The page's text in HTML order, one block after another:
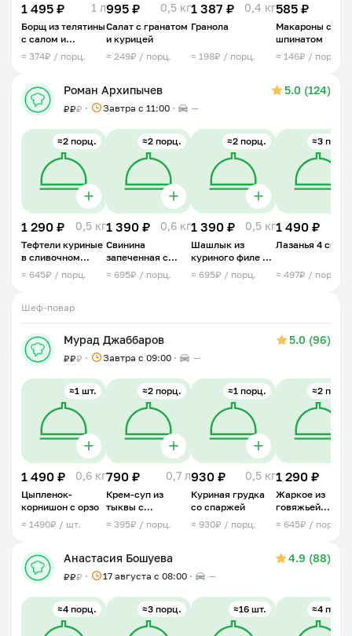
1 495 ₽ 1 л
Борщ из телятины
с салом и
гриссини
≈ 374₽ / порц.
995 ₽ 0,5 кг
Салат с гранатом
и курицей
≈ 249₽ / порц.
1 387 ₽ 0,4 кг
Гранола
≈ 198₽ / порц.
585 ₽
Макароны со
шпинатом
≈ 146₽ / порц.
Роман Архипычев 5.0 (124)
₽₽₽ Завтра c 11:00 —
≈2 порц.
1 290 ₽ 0,5 кг
Тефтели куриные
в сливочном
соусе с грибами
≈ 645₽ / порц.
≈2 порц.
1 390 ₽ 0,6 кг
Свинина
запеченная с
жульеном
≈ 695₽ / порц.
≈2 порц.
1 390 ₽ 0,5 кг
Шашлык из
куриного филе в
лаваше
≈ 695₽ / порц.
≈3 порц.
1 490 ₽
Лазанья 4 сыра
≈ 497₽ / порц.
Шеф-повар
Мурад Джаббаров 5.0 (96)
₽₽₽ Завтра c 09:00 —
≈1 шт.
1 490 ₽ 0,6 кг
Цыпленок-
корнишон с орзо
≈ 1490₽ / шт.
≈2 порц.
790 ₽ 0,7 л
Крем-суп из
тыквы с
креветками
≈ 395₽ / порц.
≈1 порц.
930 ₽ 0,5 кг
Куриная грудка
со спаржей
≈ 930₽ / порц.
≈2 порц.
1 290 ₽
Жаркое из
говяжьей
вырезки
≈ 645₽ / порц.
Анастасия Бошуева 4.9 (88)
₽₽₽ 17 августа с 08:00 —
≈4 порц. ≈3 порц. ≈16 шт. ≈4 порц.